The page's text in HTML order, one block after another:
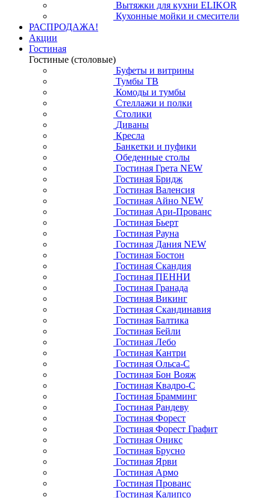
Вытяжки для кухни ELIKOR
Кухонные мойки и смесители
РАСПРОДАЖА!
Акции
Гостиная
Гостиные (столовые)
Буфеты и витрины
Тумбы ТВ
Комоды и тумбы
Стеллажи и полки
Столики
Диваны
Кресла
Банкетки и пуфики
Обеденные столы
Гостиная Грета NEW
Гостиная Бридж
Гостиная Валенсия
Гостиная Айно NEW
Гостиная Ари-Прованс
Гостиная Бьерт
Гостиная Рауна
Гостиная Дания NEW
Гостиная Бостон
Гостиная Скандия
Гостиная ПЕННИ
Гостиная Гранада
Гостиная Викинг
Гостиная Скандинавия
Гостиная Балтика
Гостиная Бейли
Гостиная Лебо
Гостиная Кантри
Гостиная Ольса-С
Гостиная Бон Вояж
Гостиная Квадро-С
Гостиная Брамминг
Гостиная Рандеву
Гостиная Форест
Гостиная Форест Графит
Гостиная Оникс
Гостиная Брусно
Гостиная Ярви
Гостиная Армо
Гостиная Прованс
Гостиная Калипсо